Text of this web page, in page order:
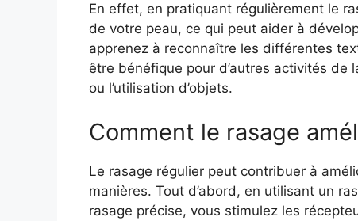
En effet, en pratiquant régulièrement le
de votre peau, ce qui peut aider à
apprenez à reconnaître les différentes
être bénéfique pour d’autres activités
ou l’utilisation d’objets.
Comment le rasage
Le rasage régulier peut contribuer à
manières. Tout d’abord, en utilisant un
rasage précise, vous stimulez les